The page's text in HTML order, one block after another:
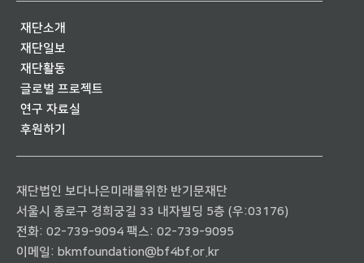
재단소개
재단일보
재단활동
글로벌 프로젝트
연구 자료실
후원하기
재단법인 보다나은미래를위한 반기문재단
서울시 종로구 경희궁길 33 내자빌딩 5층 (우:03176)
전화: 02-739-9094 팩스: 02-739-9095
이메일: bkmfoundation@bf4bf.or.kr